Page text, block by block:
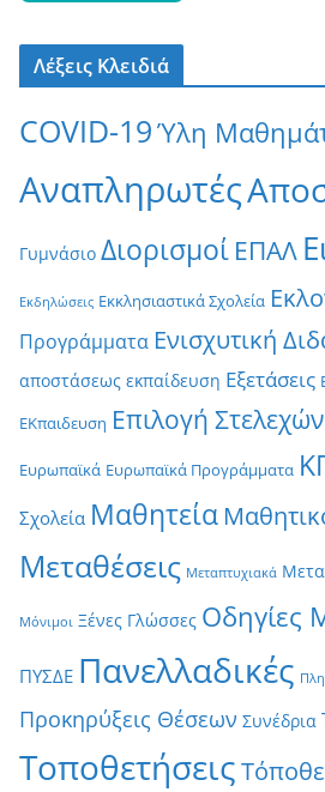
Λέξεις Κλειδιά
COVID-19Ύλη
Αναπληρωτές
Γυμνάσιο Διορισμοί ΕΠΑΛ
Εκδηλώσεις Εκκλησιαστικά Σχολεία
Προγράμματα Ενισχυτική
αποστάσεως εκπαίδευση Εξετάσεις
ΕΚπαιδευση Επιλογή Στελεχών
Ευρωπαϊκά Ευρωπαϊκά Προγράμματα
Σχολεία Μαθητεία
Μεταθέσεις Μεταπτυχιακά
Μόνιμοι Ξένες Γλώσσες Οδηγίες
ΠΥΣΔΕ Πανελλαδικές
Προκηρύξεις Θέσεων Συνέδρια
Τοποθετήσεις